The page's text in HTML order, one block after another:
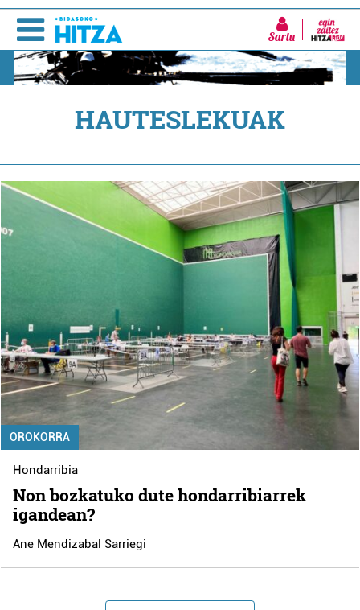
Sartu
HAUTESLEKUAK
OROKORRA
Hondarribia
Non bozkatuko dute hondarribiarrek
igandean?
Ane Mendizabal Sarriegi